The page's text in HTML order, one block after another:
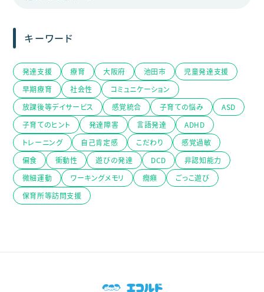
キーワード
発達支援 療育 大阪府 池田市
児童発達支援
早期療育
社会性
コミュニケーション
放課後等デイサービス
感覚統合 子育ての悩み
ASD
子育てのヒント
発達障害 言語発達
ADHD
トレーニング
自己肯定感 こだわり
感覚過敏
偏食
衝動性 遊びの発達 DCD
非認知能力
微細運動
ワーキングメモリ 癇癪
ごっこ遊び
保育所等訪問支援